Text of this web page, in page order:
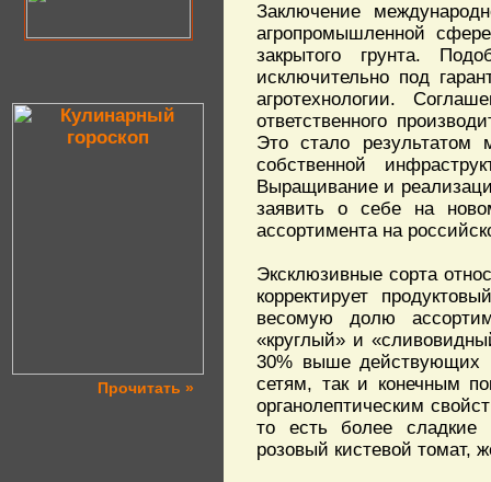
Прочитать »
Заключение
агропромышленной
закрытого грунта.
исключительно под
агротехнологии.
ответственного
Это стало результатом
собственной
Выращивание и
заявить о себе на
ассортимента на
Эксклюзивные сорта
корректирует
весомую долю
«круглый» и
30% выше действующих
сетям, так и конечным
органолептическим
то есть более сладкие
розовый кистевой томат,